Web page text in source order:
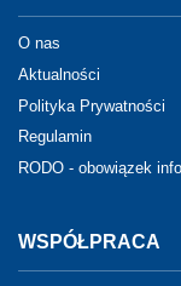
O nas
Aktualności
Polityka Prywatności
Regulamin
RODO - obowiązek
WSPÓŁPRACA